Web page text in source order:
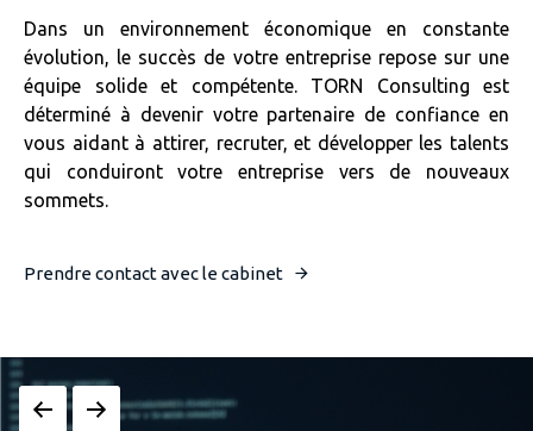
Dans un environnement économique en constante
évolution, le succès de votre entreprise repose sur une
équipe solide et compétente. TORN Consulting est
déterminé à devenir votre partenaire de confiance en
vous aidant à attirer, recruter, et développer les talents
qui conduiront votre entreprise vers de nouveaux
sommets.
Prendre contact avec le cabinet